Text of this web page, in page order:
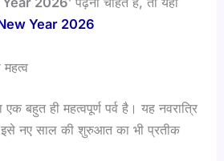
Year 2026
एक बहुत ही महत्वपूर्ण पर्व है। यह नवरात्रि
नए साल की शुरुआत का भी प्रतीक